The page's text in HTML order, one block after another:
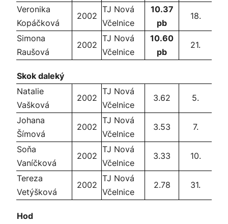
Veronika
Kopáčková
2002
TJ Nová
Včelnice
10.37
pb
18.
Simona
Raušová
2002
TJ Nová
Včelnice
10.60
pb
21.
Skok daleký
Natalie
Vašková
2002
TJ Nová
Včelnice
3.62 5.
Johana
Šímová
2002
TJ Nová
Včelnice
3.53 7.
Soňa
Vaníčková
2002
TJ Nová
Včelnice
3.33 10.
Tereza
Vetýšková
2002
TJ Nová
Včelnice
2.78 31.
Hod